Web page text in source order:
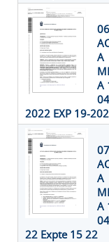
A
A
04
2022 EXP 19-
A
A
04
22 Expte 15 22